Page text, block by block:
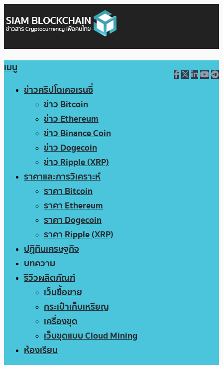
เมนู
ข่าวคริปโตเคอเรนซี่
ข่าว Bitcoin
ข่าว Ethereum
ข่าว Binance Coin
ข่าว Dogecoin
ข่าว Ripple (XRP)
ราคาและการวิเคราะห์
ราคา Bitcoin
ราคา Ethereum
ราคา Dogecoin
ราคา Ripple (XRP)
ปฏิทินเศรษฐกิจ
บทความ
รีวิวผลิตภัณฑ์
เว็บซื้อขาย
กระเป๋าเก็บเหรียญ
เครื่องขุด
เว็บขุดแบบ Cloud Mining
ห้องเรียน